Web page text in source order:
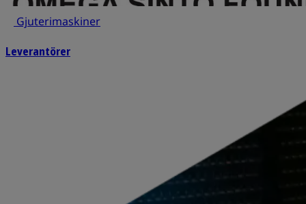
Gjuterimaskiner
Leverantörer